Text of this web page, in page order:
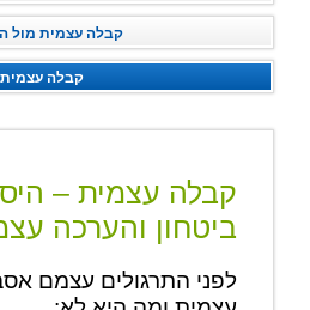
המלצות מטופלים/
מהתקשורת
קבלה עצמית מול
קבלה עצמית
קבלה עצמית –
ביטחון והערכה
לפני התרגולים עצמם